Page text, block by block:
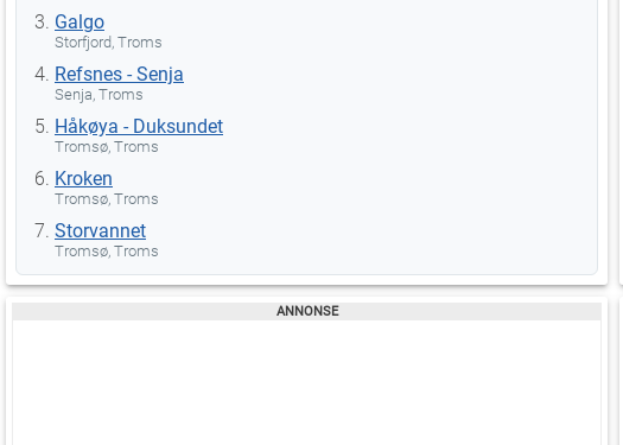
Galgo
Storfjord, Troms
Refsnes - Senja
Senja, Troms
Håkøya - Duksundet
Tromsø, Troms
Kroken
Tromsø, Troms
Storvannet
Tromsø, Troms